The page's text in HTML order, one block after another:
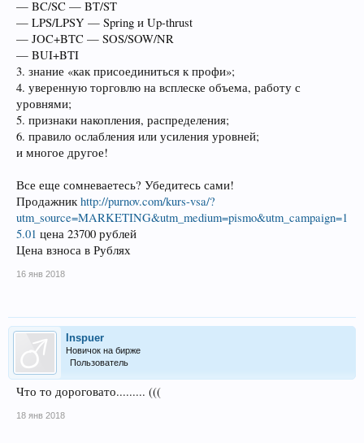
— BC/SC — BT/ST
— LPS/LPSY — Spring и Up-thrust
— JOC+BTC — SOS/SOW/NR
— BUI+BTI
3. знание «как присоединиться к профи»;
4. уверенную торговлю на всплеске объема, работу с
уровнями;
5. признаки накопления, распределения;
6. правило ослабления или усиления уровней;
и многое другое!
Все еще сомневаетесь? Убедитесь сами!
Продажникhttp://purnov.com/kurs-vsa/?
utm_source=MARKETING&utm_medium=pismo&utm_campaign=1
5.01 цена 23700 рублей
Цена взноса в Рублях
16 янв 2018
Inspuer
Новичок на бирже
Пользователь
Что то дороговато......... (((
18 янв 2018